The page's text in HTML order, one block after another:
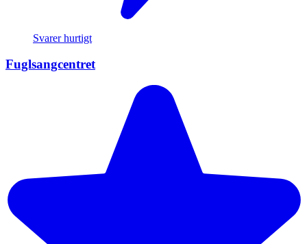
Svarer hurtigt
Fuglsangcentret